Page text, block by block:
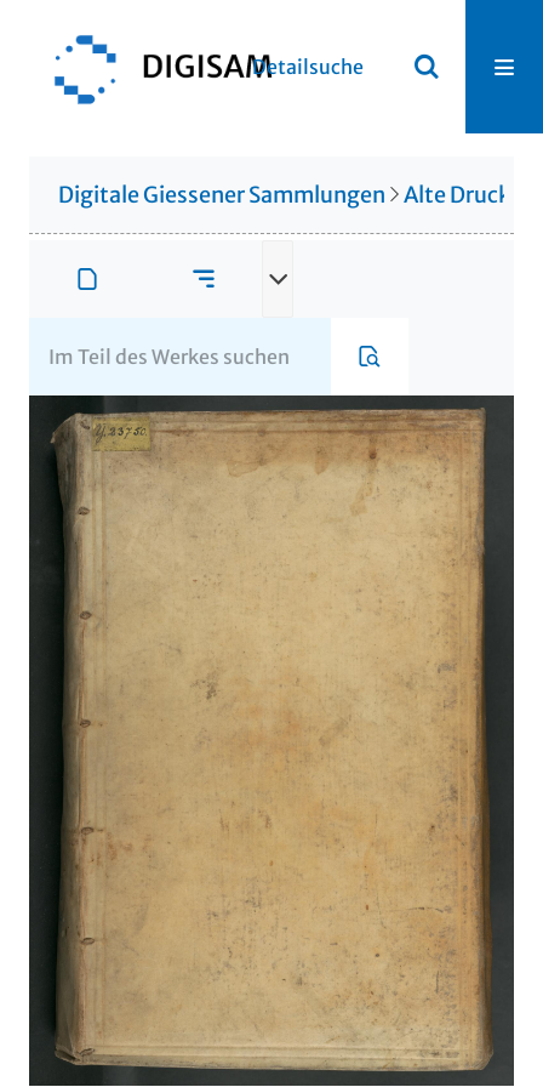
Detailsuche
Digitale Giessener Sammlungen Alte Drucke